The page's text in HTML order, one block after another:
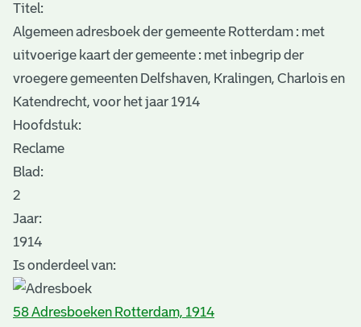
Titel:
Algemeen adresboek der gemeente Rotterdam : met
uitvoerige kaart der gemeente : met inbegrip der
vroegere gemeenten Delfshaven, Kralingen, Charlois en
Katendrecht, voor het jaar 1914
Hoofdstuk:
Reclame
Blad:
2
Jaar:
1914
Is onderdeel van:
58 Adresboeken Rotterdam, 1914